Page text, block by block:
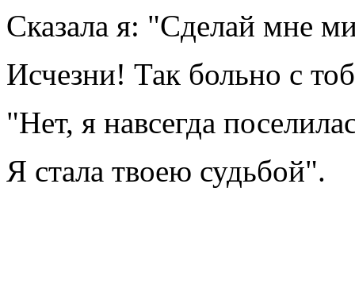
Сказала я: "Сделай мне
Исчезни! Так больно с
"Нет, я навсегда
Я стала твоею судьбой".